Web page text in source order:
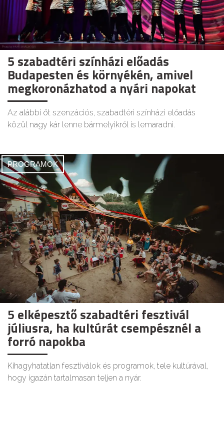
5 szabadtéri színházi előadás
Budapesten és környékén, amivel
megkoronázhatod a nyári napokat
Az alábbi öt szenzációs, szabadtéri színházi előadás
közül nagy kár lenne bármelyikről is lemaradni.
PROGRAMOK
5 elképesztő szabadtéri fesztivál
júliusra, ha kultúrát csempésznél a
forró napokba
Kihagyhatatlan fesztiválok és programok, tele kultúrával,
hogy igazán tartalmasan teljen a nyár.